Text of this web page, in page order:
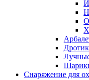
Снаряжение для